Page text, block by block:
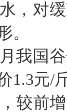
，对
。
我国
1.3元/
较前